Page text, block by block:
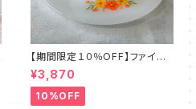
【期間限定１０％OFF】ファイア
ーキング・フラワー・カップ＆ソー
サー（FKFW0002）
¥3,870
10%OFF